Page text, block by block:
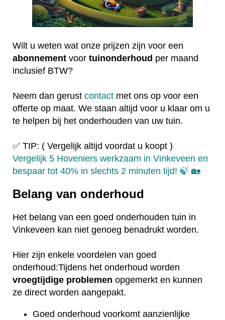
Wilt u weten wat onze prijzen zijn voor een
abonnement voor tuinonderhoud per maand
inclusief BTW?
Neem dan gerust contact met ons op voor een
offerte op maat. We staan altijd voor u klaar om u
te helpen bij het onderhouden van uw tuin.
✅ TIP: ( Vergelijk altijd voordat u koopt )
Vergelijk 5 Hoveniers werkzaam in Vinkeveen en
bespaar tot 40% in slechts 2 minuten tijd! 🍃 🏡
Belang van onderhoud
Het belang van een goed onderhouden tuin in
Vinkeveen kan niet genoeg benadrukt worden.
Hier zijn enkele voordelen van goed
onderhoud:Tijdens het onderhoud worden
vroegtijdige problemen opgemerkt en kunnen
ze direct worden aangepakt.
Goed onderhoud voorkomt aanzienlijke